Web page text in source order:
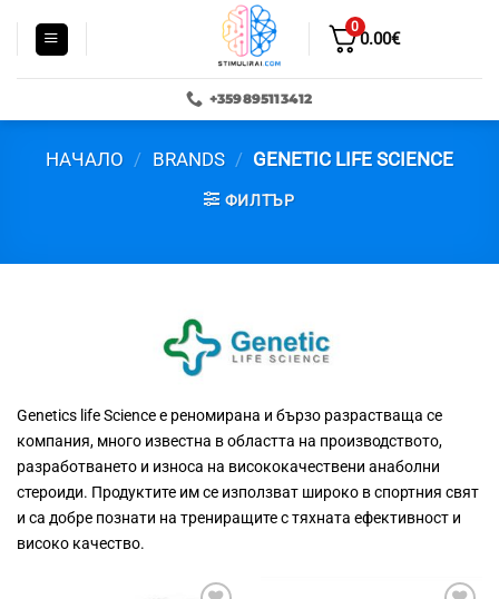
0
0.00€
+359895113412
НАЧАЛО / BRANDS / GENETIC LIFE SCIENCE
ФИЛТЪР
Genetics life Science е реномирана и бързо разрастваща се
компания, много известна в областта на производството,
разработването и износа на висококачествени анаболни
стероиди. Продуктите им се използват широко в спортния свят
и са добре познати на трениращите с тяхната ефективност и
високо качество.